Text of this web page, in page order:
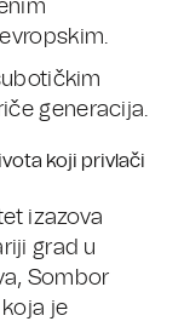
generacija.
koji privlači
izazova
grad u
Sombor
je